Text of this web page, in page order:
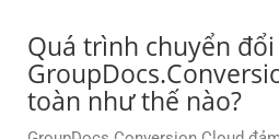
Quá trình chuyển
toàn như thế nào?